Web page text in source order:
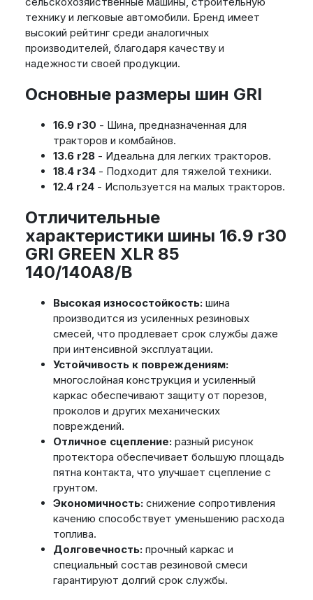
технику и легковые автомобили. Бренд имеет
высокий рейтинг среди аналогичных
производителей, благодаря качеству и
надежности своей продукции.
Основные размеры шин GRI
16.9 r30 - Шина, предназначенная для
тракторов и комбайнов.
13.6 r28- Идеальна для легких тракторов.
18.4 r34- Подходит для тяжелой техники.
12.4 r24- Используется на малых тракторов.
Отличительные
характеристики шины 16.9 r30
GRI GREEN XLR 85
140/140A8/B
Высокая износостойкость:шина
производится из усиленных резиновых
смесей, что продлевает срок службы даже
при интенсивной эксплуатации.
Устойчивость к повреждениям:
многослойная конструкция и усиленный
каркас обеспечивают защиту от порезов,
проколов и других механических
повреждений.
Отличное сцепление:разный рисунок
протектора обеспечивает большую площадь
пятна контакта, что улучшает сцепление с
грунтом.
Экономичность:снижение сопротивления
качению способствует уменьшению расхода
топлива.
Долговечность:прочный каркас и
специальный состав резиновой смеси
гарантируют долгий срок службы.